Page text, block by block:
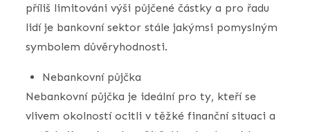
příliš limitováni výši půjčené částky a pro řadu
lidí je bankovní sektor stále jakýmsi pomyslným
symbolem důvěryhodnosti.
Nebankovní půjčka
Nebankovní půjčka je ideální pro ty, kteří se
vlivem okolností ocitli v těžké finanční situaci a